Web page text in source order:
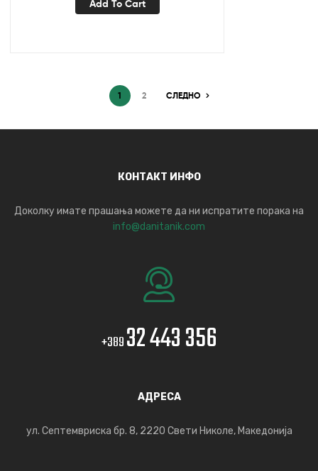
Add To Cart
1 2 СЛЕДНО
КОНТАКТ ИНФО
Доколку имате прашања можете да ни испратите порака на
info@danitanik.com
+38932 443 356
АДРЕСА
ул. Септемвриска бр. 8, 2220 Свети Николе, Македонија